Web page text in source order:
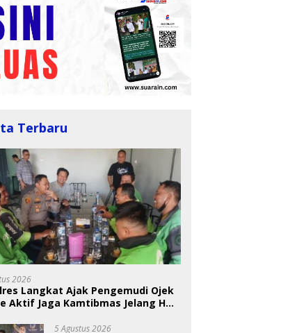
Festival
Anak Harus Jadi
Berkelanjutan
Anak
BKSDA Segera Evaluasi
Perkebunan Sawit di
Kawasan Konservasi di
Langkat
Terbaru
2026
Langkat Ajak Pengemudi Ojek
Aktif Jaga Kamtibmas Jelang HUT
5 Agustus 2026